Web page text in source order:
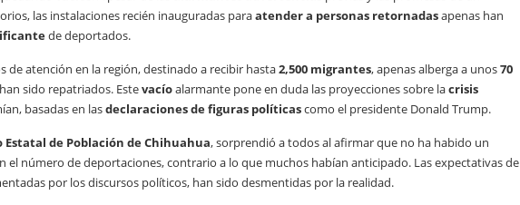
las instalaciones recién inauguradas paraatender a personas retornadasapenas han
de deportados.
de atención en la región, destinado a recibir hasta2,500 migrantes, apenas alberga a unos70
sido repatriados. Estevacíoalarmante pone en duda las proyecciones sobre lacrisis
basadas en lasdeclaraciones de figuras políticascomo el presidente Donald Trump.
Estatal de Población de Chihuahua, sorprendió a todos al afirmar que no ha habido un
el número de deportaciones, contrario a lo que muchos habían anticipado. Las expectativas de
por los discursos políticos, han sido desmentidas por la realidad.